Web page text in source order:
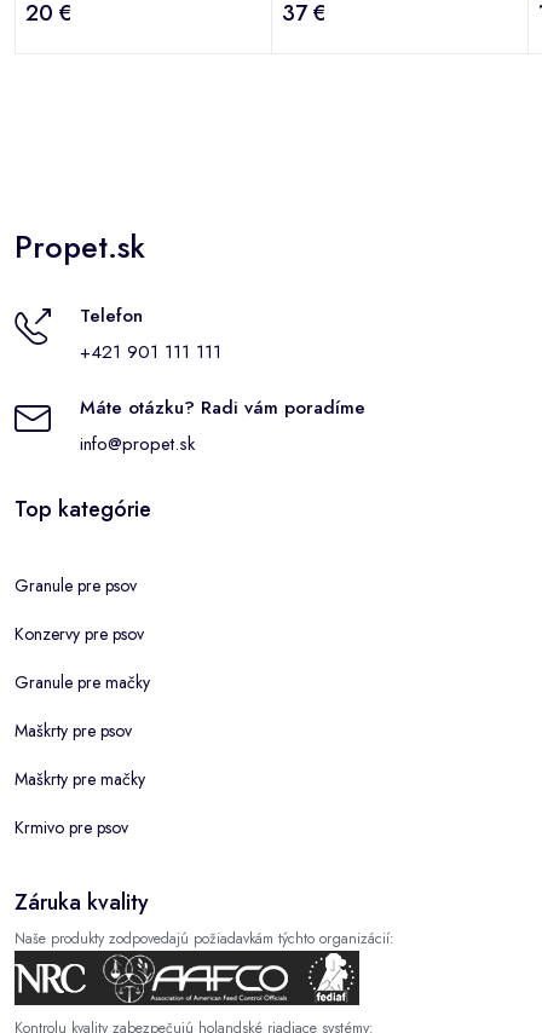
20 € 37 €
Propet.sk
Telefon
+421 901 111 111
Máte otázku? Radi vám poradíme
info@propet.sk
Top kategórie
Granule pre psov
Konzervy pre psov
Granule pre mačky
Maškrty pre psov
Maškrty pre mačky
Krmivo pre psov
Záruka kvality
Naše produkty zodpovedajú požiadavkám týchto organizácií:
Kontrolu kvality zabezpečujú holandské riadiace systémy: